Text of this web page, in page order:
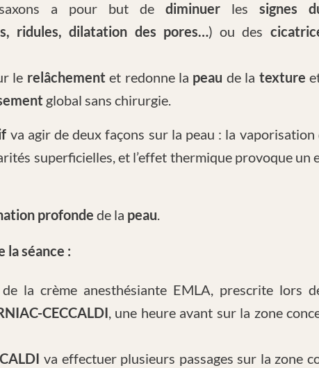
saxons a pour but de diminuerlessignes
ridules, dilatation des pores…) ou des
le relâchement et redonne la peau de la texture
global sans chirurgie.
va agir de deux façons sur la peau : la vaporisation
superficielles, et l’effet thermique provoque un
profonde de la peau.
la séance :
la crème anesthésiante EMLA, prescrite lors
CECCALDI, une heure avant sur la zone
va effectuer plusieurs passages sur la zone